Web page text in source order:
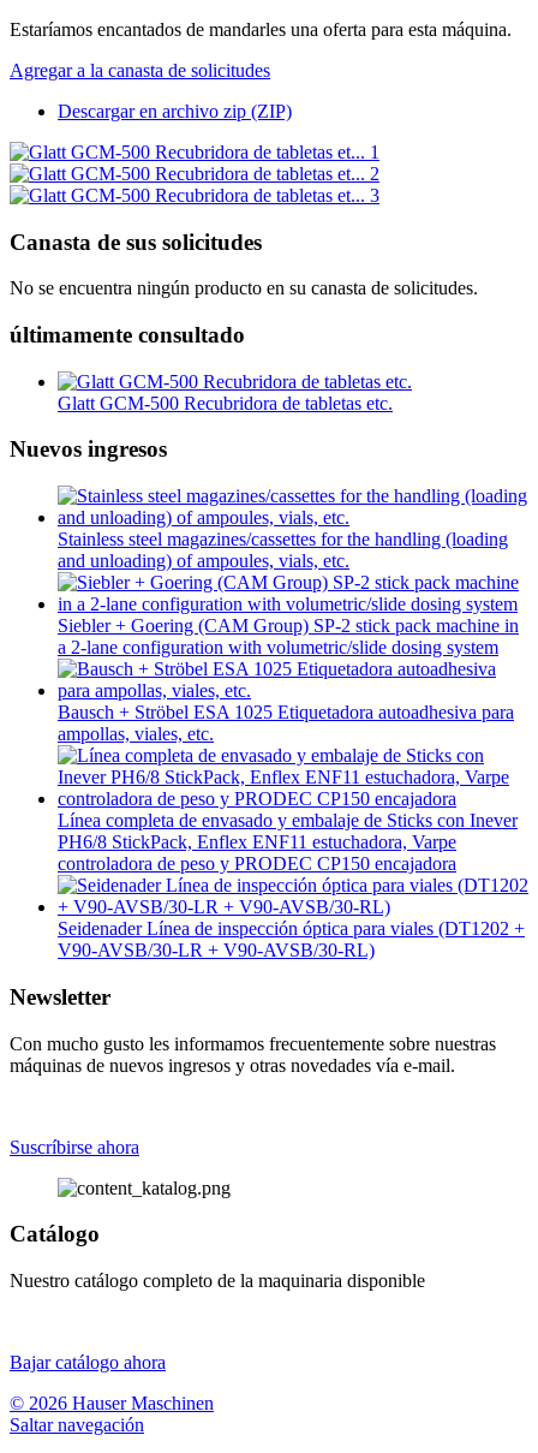
Estaríamos encantados de mandarles una oferta para esta máquina.
Agregar a la canasta de solicitudes
Descargar en archivo zip (ZIP)
Canasta de sus solicitudes
No se encuentra ningún producto en su canasta de solicitudes.
últimamente consultado
Glatt GCM-500 Recubridora de tabletas etc.
Nuevos ingresos
Stainless steel magazines/cassettes for the handling (loading
and unloading) of ampoules, vials, etc.
Siebler + Goering (CAM Group) SP-2 stick pack machine in
a 2-lane configuration with volumetric/slide dosing system
Bausch + Ströbel ESA 1025 Etiquetadora autoadhesiva para
ampollas, viales, etc.
Línea completa de envasado y embalaje de Sticks con Inever
PH6/8 StickPack, Enflex ENF11 estuchadora, Varpe
controladora de peso y PRODEC CP150 encajadora
Seidenader Línea de inspección óptica para viales (DT1202 +
V90-AVSB/30-LR + V90-AVSB/30-RL)
Newsletter
Con mucho gusto les informamos frecuentemente sobre nuestras
máquinas de nuevos ingresos y otras novedades vía e-mail.
Suscríbirse ahora
Catálogo
Nuestro catálogo completo de la maquinaria disponible
Bajar catálogo ahora
© 2026 Hauser Maschinen
Saltar navegación